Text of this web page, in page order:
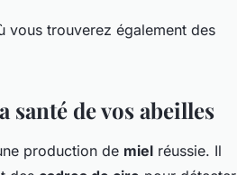
vous trouverez également des
de vos abeilles
production de miel réussie. Il